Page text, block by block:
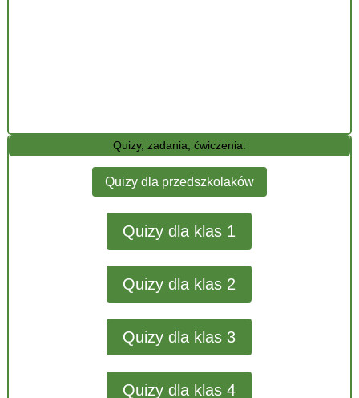
Quizy, zadania, ćwiczenia:
Quizy dla przedszkolaków
Quizy dla klas 1
Quizy dla klas 2
Quizy dla klas 3
Quizy dla klas 4